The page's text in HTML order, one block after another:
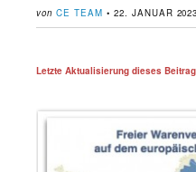
von CE TEAM • 22. JANUAR 2023
Letzte Aktualisierung dieses